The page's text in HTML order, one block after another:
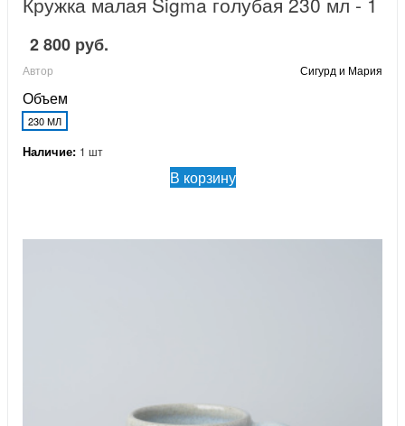
2 800 руб.
Автор Сигурд и Мария
Объем
230 МЛ
Наличие: 1 шт
В корзину